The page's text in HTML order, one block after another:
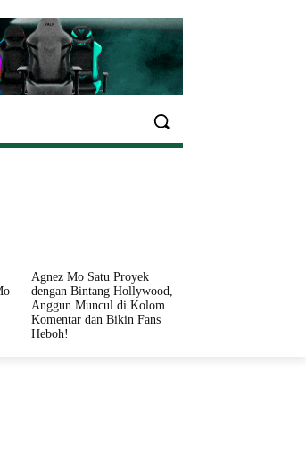
INFO SEHAT
Agnez Mo Satu Proyek
dengan Bintang Hollywood,
Anggun Muncul di Kolom
Komentar dan Bikin Fans
Heboh!